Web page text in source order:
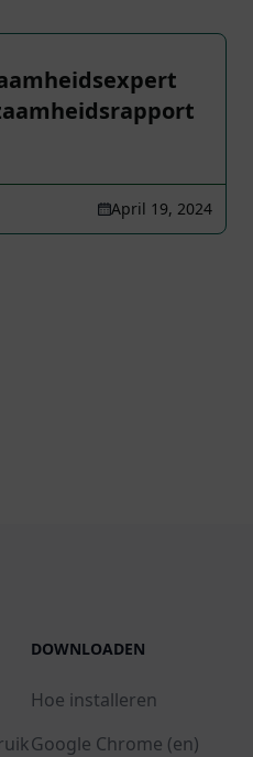
April 19, 2024
DOWNLOADEN
Hoe installeren
Google Chrome (en)